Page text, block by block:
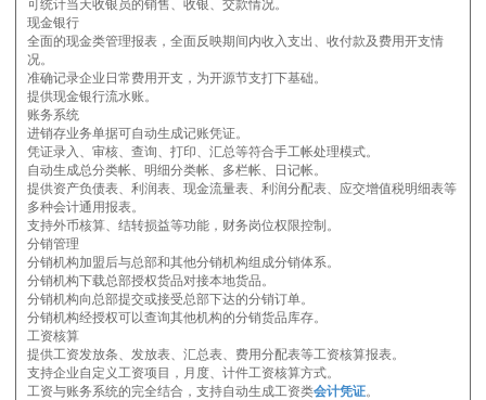
可统计当天收银员的销售、收银、交款情况。
现金银行
全面的现金类管理报表，全面反映期间内收入支出、收付款及费用开支情
况。
准确记录企业日常费用开支，为开源节支打下基础。
提供现金银行流水账。
账务系统
进销存业务单据可自动生成记账凭证。
凭证录入、审核、查询、打印、汇总等符合手工帐处理模式。
自动生成总分类帐、明细分类帐、多栏帐、日记帐。
提供资产负债表、利润表、现金流量表、利润分配表、应交增值税明细表等
多种会计通用报表。
支持外币核算、结转损益等功能，财务岗位权限控制。
分销管理
分销机构加盟后与总部和其他分销机构组成分销体系。
分销机构下载总部授权货品对接本地货品。
分销机构向总部提交或接受总部下达的分销订单。
分销机构经授权可以查询其他机构的分销货品库存。
工资核算
提供工资发放条、发放表、汇总表、费用分配表等工资核算报表。
支持企业自定义工资项目，月度、计件工资核算方式。
工资与账务系统的完全结合，支持自动生成工资类会计凭证。